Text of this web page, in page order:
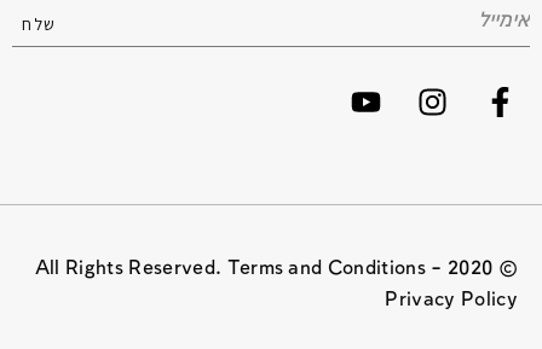
© 2020 All Rights Reserved. Terms and Conditions –
Privacy Policy